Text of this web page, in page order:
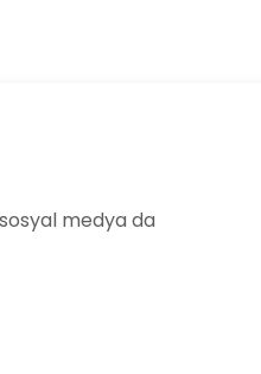
medya da